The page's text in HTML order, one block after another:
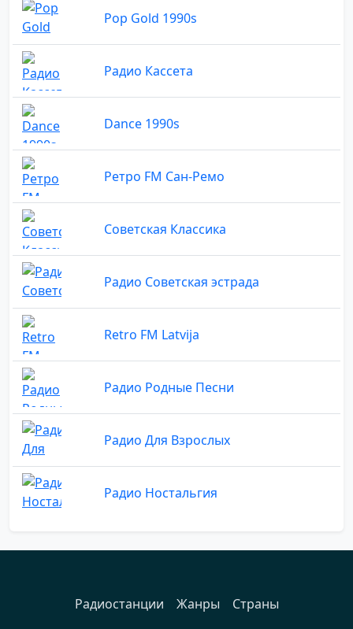
Pop Gold 1990s
Радио Кассета
Dance 1990s
Ретро FM Сан-Ремо
Советская Классика
Радио Советская эстрада
Retro FM Latvija
Радио Родные Песни
Радио Для Взрослых
Радио Ностальгия
Радиостанции Жанры
Страны